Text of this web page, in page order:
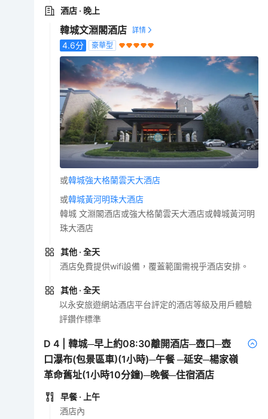
酒店 · 晚上
韓城文淵閣酒店
4.6分 豪華型
或韓城強大格蘭雲天大酒店
或韓城黃河明珠大酒店
韓城 文淵閣酒店或強大格蘭雲天大酒店或韓城黃河明
珠大酒店
其他 · 全天
酒店免費提供wifi設備，覆蓋範圍需視乎酒店安排。
其他 · 全天
以永安旅遊網站酒店平台評定的酒店等級及用戶體驗
評鑽作標準
D4 |韓城─早上約08:30離開酒店─壺口─壺
口瀑布(包景區車)(1小時)─午餐 ─延安─楊家嶺
革命舊址(1小時10分鐘)─晚餐─住宿酒店
早餐 · 上午
酒店內